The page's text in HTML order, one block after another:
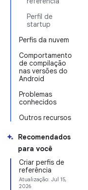
Perfil de
startup
Perfis da nuvem
Comportamento
de compilação
nas versões do
Android
Problemas
conhecidos
Outros recursos
Recomendados
para você
Criar perfis de
referência
Atualização: Jul 15,
2026